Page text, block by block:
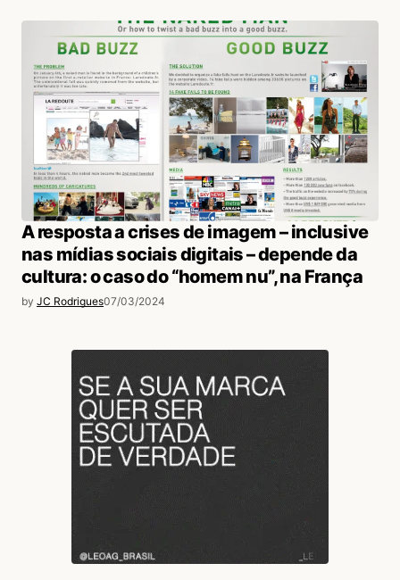
A resposta a crises de imagem – inclusive
nas mídias sociais digitais – depende da
cultura: o caso do “homem nu”, na França
by JC Rodrigues07/03/2024